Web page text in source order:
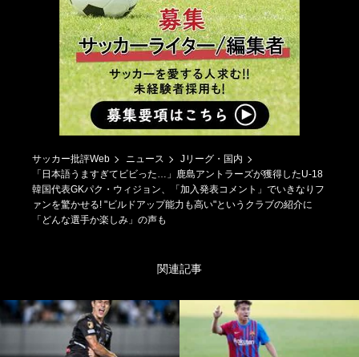
サッカー批評Web ニュース
Jリーグ・国内
「日本語うますぎてビビった…」鹿島アントラーズが獲得したU-18
韓国代表GKパク・ウィジョン、「加入発表コメント」でいきなりフ
ァンを驚かせる! "ビルドアップ能力も高い"というクラブの紹介に
「どんな選手か楽しみ」の声も
関連記事